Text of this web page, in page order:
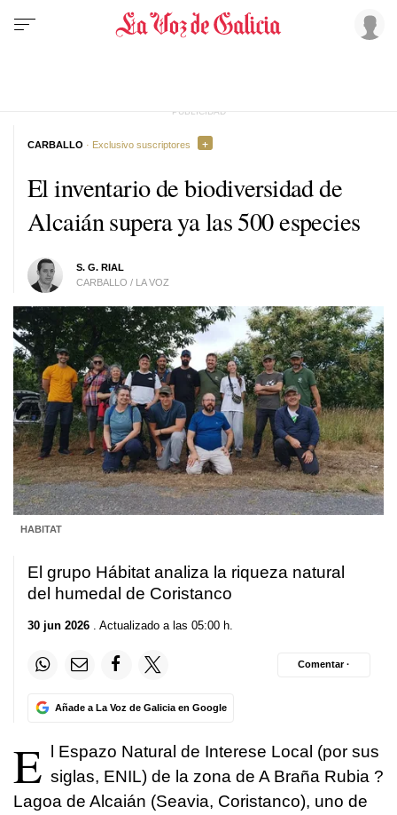
El inventario de biodiversidad de
Alcaián supera ya las 500 especies
S. G. RIAL
CARBALLO / LA VOZ
CARBALLO · Exclusivo suscriptores
HABITAT
El grupo Hábitat analiza la riqueza natural
del humedal de Coristanco
30 jun 2026 . Actualizado a las 05:00 h.
Añade a La Voz de Galicia en Google
Comentar ·
E l Espazo Natural de Interese Local (por sus
siglas, ENIL) de la zona de A Braña Rubia ?
Lagoa de Alcaián (Seavia, Coristanco), uno de